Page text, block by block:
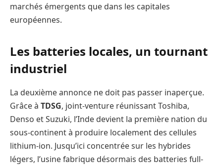
marchés émergents que dans les capitales
européennes.
Les batteries locales, un tournant
industriel
La deuxième annonce ne doit pas passer inaperçue.
Grâce à TDSG, joint-venture réunissant Toshiba,
Denso et Suzuki, l’Inde devient la première nation du
sous-continent à produire localement des cellules
lithium-ion. Jusqu’ici concentrée sur les hybrides
légers, l’usine fabrique désormais des batteries full-